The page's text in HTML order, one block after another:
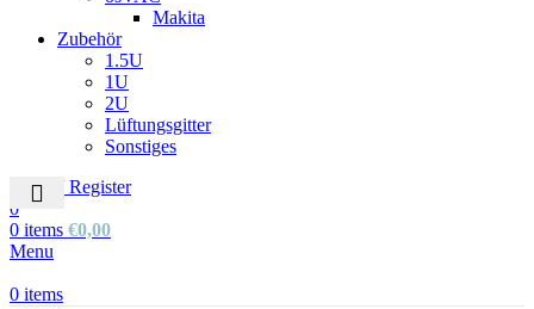
Makita
Zubehör
1.5U
1U
2U
Lüftungsgitter
Sonstiges
Login / Register
0
0 items €0,00
Menu
0 items